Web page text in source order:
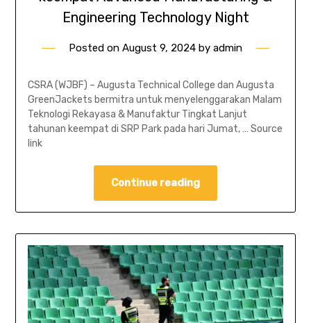
Engineering Technology Night
Posted on August 9, 2024 by admin
CSRA (WJBF) – Augusta Technical College dan Augusta
GreenJackets bermitra untuk menyelenggarakan Malam
Teknologi Rekayasa & Manufaktur Tingkat Lanjut
tahunan keempat di SRP Park pada hari Jumat, … Source
link
Continue reading